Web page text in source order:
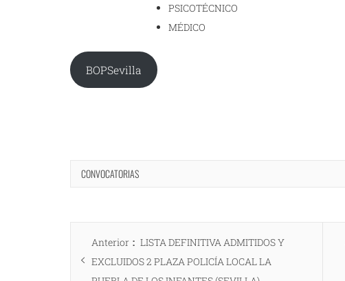
PSICOTÉCNICO
MÉDICO
BOPSevilla
CONVOCATORIAS
Navegación
de Anterior
Entrada
anterior:
LISTA DEFINITIVA ADMITIDOS Y
EXCLUIDOS 2 PLAZA POLICÍA LOCAL LA